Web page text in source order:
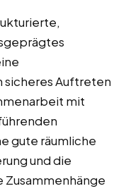
sicheres Auftreten
mit
gute räumliche
und die